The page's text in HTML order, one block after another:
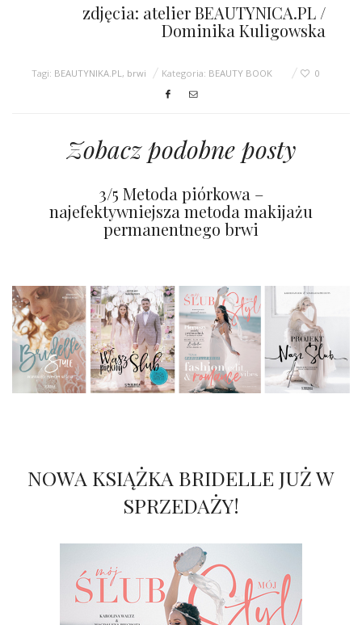
zdjęcia: atelier BEAUTYNICA.PL /
Dominika Kuligowska
Tagi: BEAUTYNIKA.PL , brwi Kategoria: BEAUTY BOOK 0
Zobacz podobne posty
3/5 Metoda piórkowa –
najefektywniejsza metoda makijażu
permanentnego brwi
NOWA KSIĄŻKA BRIDELLE JUŻ W
SPRZEDAŻY!